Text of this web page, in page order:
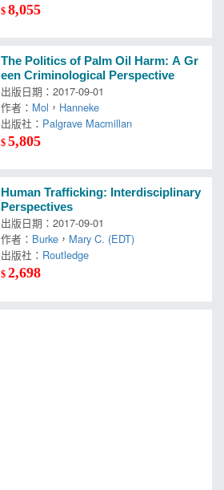
$8,055
The Politics of Palm Oil Harm: A Gr
een Criminological Perspective
出版日期：2017-09-01
作者： Mol ， Hanneke
出版社： Palgrave Macmillan
$5,805
Human Trafficking: Interdisciplinary
Perspectives
出版日期：2017-09-01
作者： Burke ， Mary C. (EDT)
出版社： Routledge
$2,698